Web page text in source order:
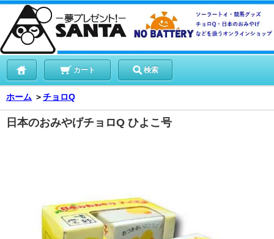
カート 検索
ホーム ＞チョロQ
日本のおみやげチョロQ ひよこ号